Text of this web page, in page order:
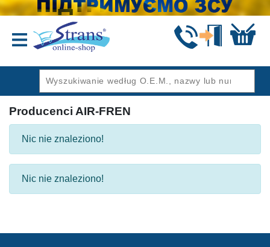
Producenci AIR-FREN
Nic nie znaleziono!
Nic nie znaleziono!